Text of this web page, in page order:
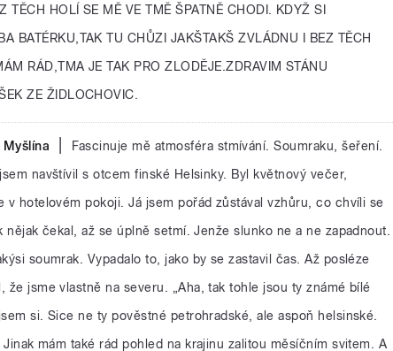
TĚCH HOLÍ SE MĚ VE TMĚ ŠPATNĚ CHODI. KDYŽ SI
BATÉRKU,TAK TU CHŮZI JAKŠTAKŠ ZVLÁDNU I BEZ TĚCH
RÁD,TMA JE TAK PRO ZLODĚJE.ZDRAVIM STÁNU
ZE ŽIDLOCHOVIC.
Fascinuje mě atmosféra stmívání. Soumraku, šeření.
navštívil s otcem finské Helsinky. Byl květnový večer,
v hotelovém pokoji. Já jsem pořád zůstával vzhůru, co chvíli se
nějak čekal, až se úplně setmí. Jenže slunko ne a ne zapadnout.
soumrak. Vypadalo to, jako by se zastavil čas. Až posléze
že jsme vlastně na severu. „Aha, tak tohle jsou ty známé bílé
si. Sice ne ty pověstné petrohradské, ale aspoň helsinské.
mám také rád pohled na krajinu zalitou měsíčním svitem. A